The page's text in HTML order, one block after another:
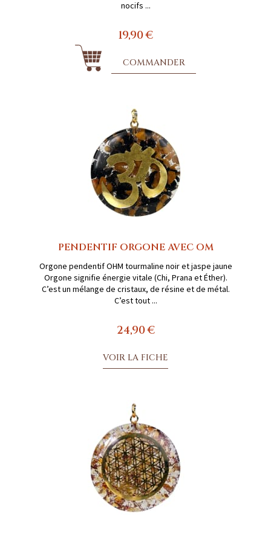
nocifs ...
19,90 €
COMMANDER
PENDENTIF ORGONE AVEC OM
Orgone pendentif OHM tourmaline noir et jaspe jaune
Orgone signifie énergie vitale (Chi, Prana et Éther).
C’est un mélange de cristaux, de résine et de métal.
C’est tout ...
24,90 €
VOIR LA FICHE